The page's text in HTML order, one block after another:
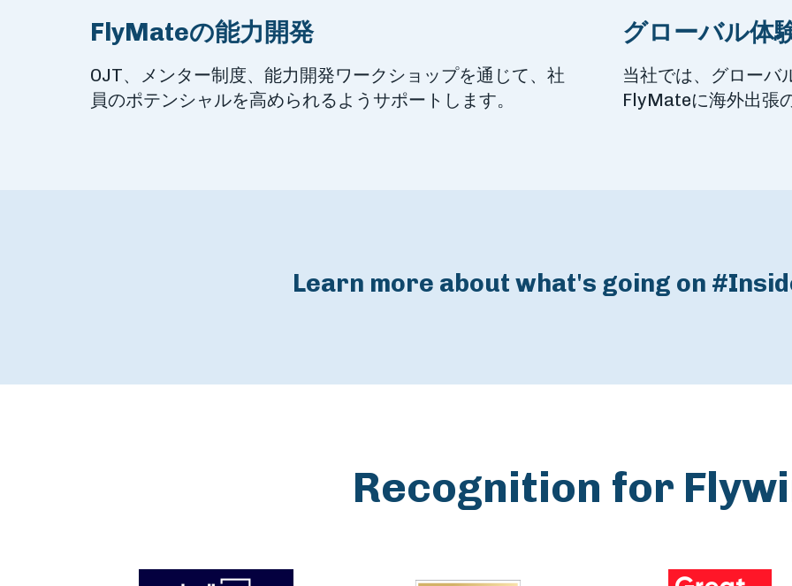
FlyMateの能力開発
OJT、メンター制度、能力開発ワークショップを通じて、社
員のポテンシャルを高められるようサポートします。
グローバル体
当社では、グローバ
FlyMateに海外出張
Learn more about what's going on
Recognition for